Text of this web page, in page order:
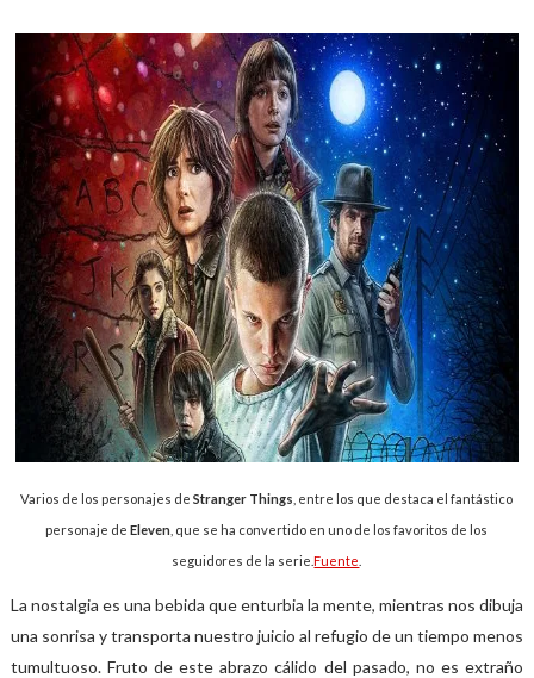
Varios de los personajes deStranger Things , entre los que destaca el fantástico
personaje deEleven , que se ha convertido en uno de los favoritos de los
seguidores de la serie.Fuente
La nostalgia es una bebida que enturbia la mente, mientras nos dibuja
una sonrisa y transporta nuestro juicio al refugio de un tiempo menos
tumultuoso. Fruto de este abrazo cálido del pasado, no es extraño